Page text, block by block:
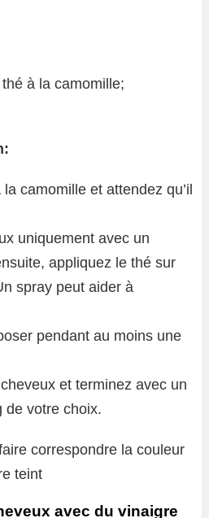
à la camomille;
camomille et attendez qu’il
uniquement avec un
appliquez le thé sur
spray peut aider à
pendant au moins une
et terminez avec un
de votre choix.
correspondre la couleur
teint
avec du vinaigre